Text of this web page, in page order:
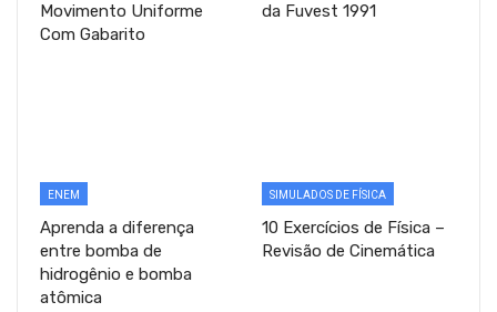
Movimento Uniforme
Com Gabarito
da Fuvest 1991
ENEM
Aprenda a diferença
entre bomba de
hidrogênio e bomba
atômica
SIMULADOS DE FÍSICA
10 Exercícios de Física –
Revisão de Cinemática